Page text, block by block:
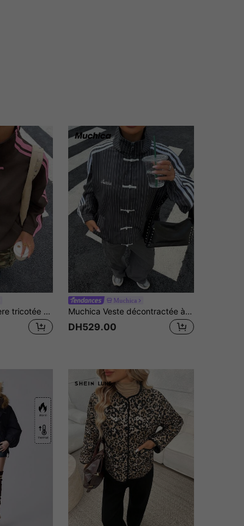
Muchica Veste légère tricotée marron chocolat pour femmes
Muchica
Muchica Veste décontractée à manches longues rayées avec design de boutons, coupe régulière pour femmes
DH529.00